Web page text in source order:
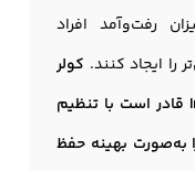
رفت‌وآمد افراد
را ایجاد کنند. کولر
اینورتر جنرال مکس با فناوری Inverter قادر است با تنظیم
به‌صورت بهینه حفظ